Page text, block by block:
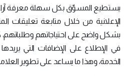
يستطيع المسوّق بكل سهلة معرفة
الإعلانية من خلال متابعة تعليقات
بشكل واضح على احتياجاتهم وطلباتهم،
في الإطلاع على الإضافات التي
الخدمة، وهذا ما يساعد على تطوير العلامة